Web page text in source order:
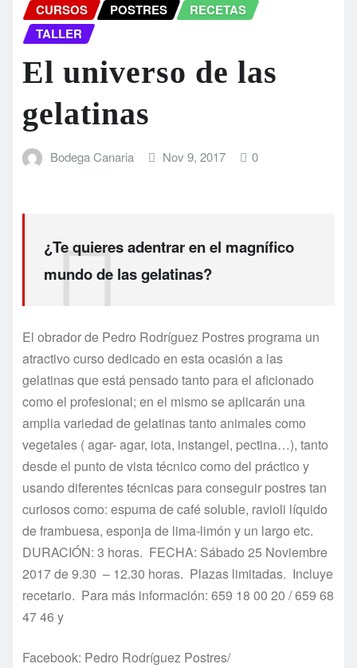
CURSOS POSTRES
RECETAS
TALLER
El universo de las
gelatinas
Bodega Canaria Nov 9, 2017 0
¿Te quieres adentrar en el magnífico
mundo de las gelatinas?
El obrador de Pedro Rodríguez Postres programa un
atractivo curso dedicado en esta ocasión a las
gelatinas que está pensado tanto para el aficionado
como el profesional; en el mismo se aplicarán una
amplia variedad de gelatinas tanto animales como
vegetales ( agar- agar, iota, instangel, pectina…), tanto
desde el punto de vista técnico como del práctico y
usando diferentes técnicas para conseguir postres tan
curiosos como: espuma de café soluble, ravioli líquido
de frambuesa, esponja de lima-limón y un largo etc.
DURACIÓN: 3 horas. FECHA: Sábado 25 Noviembre
2017 de 9.30 – 12.30 horas. Plazas limitadas. Incluye
recetario. Para más información: 659 18 00 20 / 659 68
47 46 y
Facebook: Pedro Rodríguez Postres/